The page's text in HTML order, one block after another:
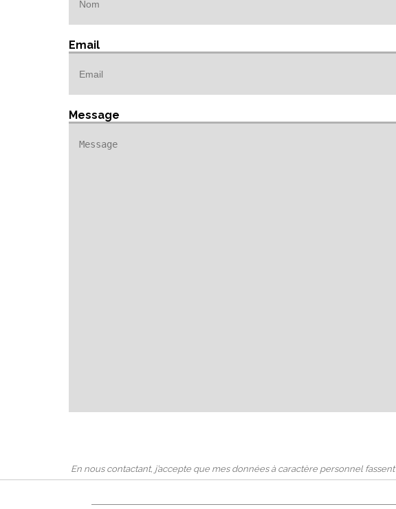
Email
Message
En nous contactant, j’accepte que mes données à caractère personnel